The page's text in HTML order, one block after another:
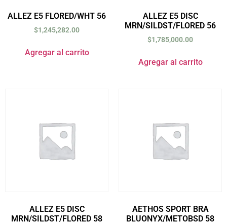
ALLEZ E5 FLORED/WHT 56
$1,245,282.00
Agregar al carrito
ALLEZ E5 DISC
MRN/SILDST/FLORED 56
$1,785,000.00
Agregar al carrito
ALLEZ E5 DISC
MRN/SILDST/FLORED 58
AETHOS SPORT BRA
BLUONYX/METOBSD 58